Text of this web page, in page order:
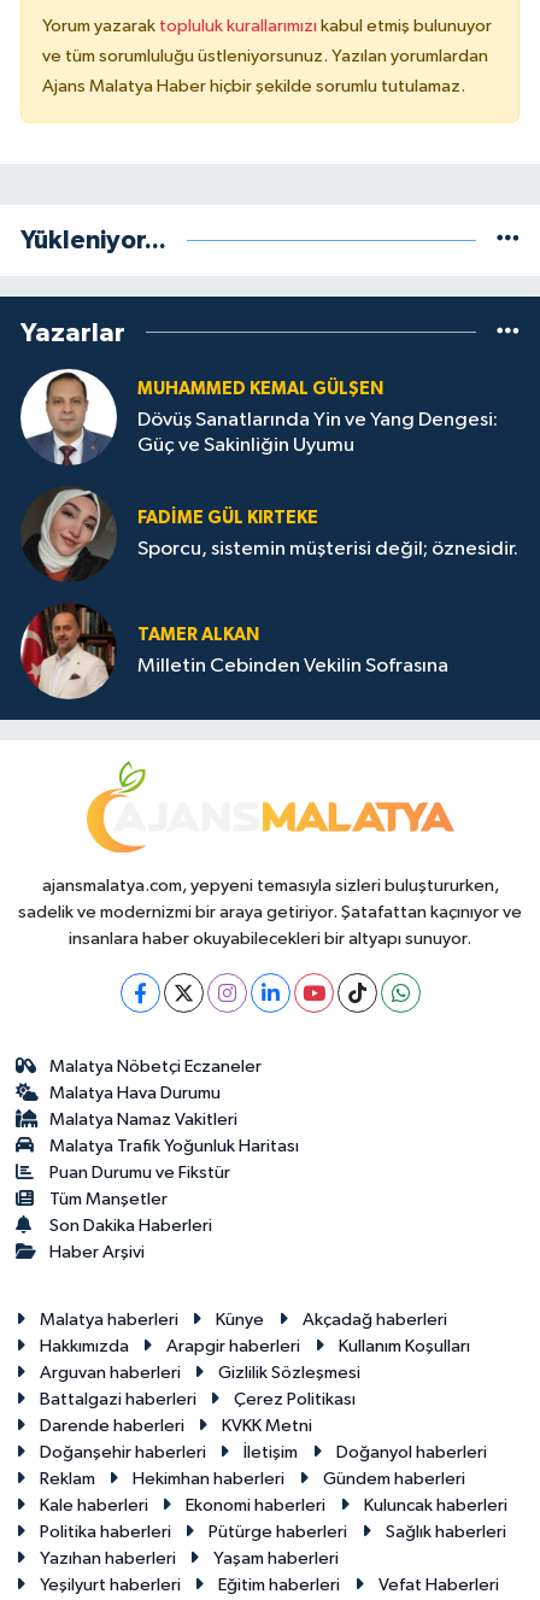
Yorum yazarak topluluk kurallarımızı kabul etmiş bulunuyor
ve tüm sorumluluğu üstleniyorsunuz. Yazılan yorumlardan
Ajans Malatya Haber hiçbir şekilde sorumlu tutulamaz.
Yükleniyor...
Yazarlar
MUHAMMED KEMAL GÜLŞEN
Dövüş Sanatlarında Yin ve Yang Dengesi:
Güç ve Sakinliğin Uyumu
FADIME GÜL KIRTEKE
Sporcu, sistemin müşterisi değil; öznesidir.
TAMER ALKAN
Milletin Cebinden Vekilin Sofrasına
ajansmalatya.com, yepyeni temasıyla sizleri buluştururken,
sadelik ve modernizmi bir araya getiriyor. Şatafattan kaçınıyor ve
insanlara haber okuyabilecekleri bir altyapı sunuyor.
Malatya Nöbetçi Eczaneler
Malatya Hava Durumu
Malatya Namaz Vakitleri
Malatya Trafik Yoğunluk Haritası
Puan Durumu ve Fikstür
Tüm Manşetler
Son Dakika Haberleri
Haber Arşivi
Malatya haberleri Künye
Akçadağ haberleri
Hakkımızda
Arapgir haberleri
Kullanım Koşulları
Arguvan haberleri
Gizlilik Sözleşmesi
Battalgazi haberleri
Çerez Politikası
Darende haberleri
KVKK Metni
Doğanşehir haberleri
İletişim
Doğanyol haberleri
Reklam
Hekimhan haberleri
Gündem haberleri
Kale haberleri
Ekonomi haberleri
Kuluncak haberleri
Politika haberleri
Pütürge haberleri
Sağlık haberleri
Yazıhan haberleri
Yaşam haberleri
Yeşilyurt haberleri
Eğitim haberleri Vefat Haberleri